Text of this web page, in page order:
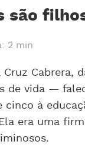
são
2 min
Cruz Cabrera,
de vida —
cinco à
era uma